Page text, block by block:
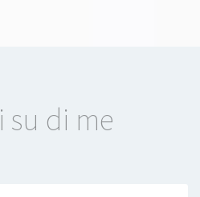
su di me